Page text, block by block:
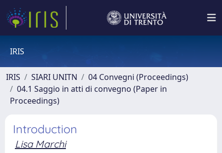
IRIS
IRIS SIARI UNITN
04 Convegni (Proceedings)
04.1 Saggio in atti di convegno (Paper in
Proceedings)
Introduction
Lisa Marchi